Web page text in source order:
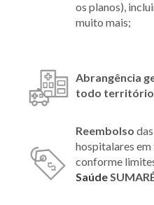
os planos),
muito mais;
Abrangência
todo território
Reembolso
hospitalares
conforme
Saúde